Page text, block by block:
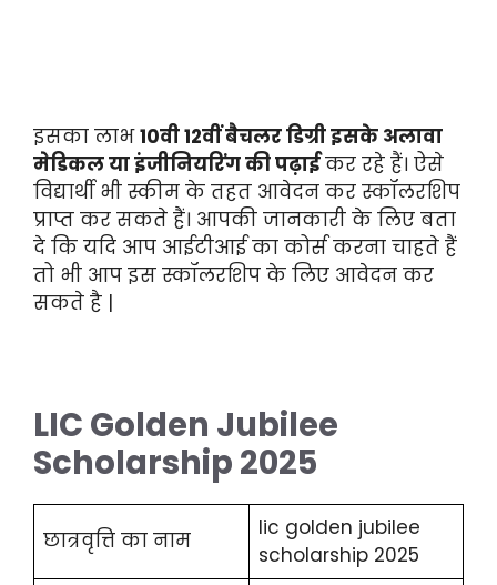
इसका लाभ10वी 12वीं बैचलर डिग्री इसके अलावा
मेडिकल या इंजीनियरिंग की पढ़ाईकर रहे हैं। ऐसे
विद्यार्थी भी स्कीम के तहत आवेदन कर स्कॉलरशिप
प्राप्त कर सकते हैं। आपकी जानकारी के लिए बता
दे कि यदि आप आईटीआई का कोर्स करना चाहते हैं
तो भी आप इस स्कॉलरशिप के लिए आवेदन कर
सकते है |
LIC Golden Jubilee
Scholarship 2025
छात्रवृत्ति का नाम
lic golden jubilee
scholarship 2025